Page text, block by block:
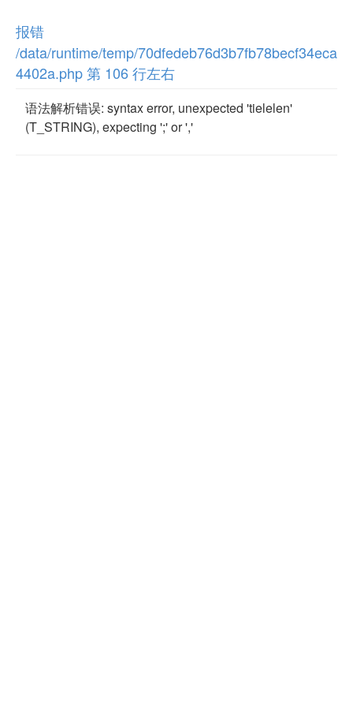
报错
/data/runtime/temp/70dfedeb76d3b7fb78becf34eca
4402a.php 第 106 行左右
语法解析错误: syntax error, unexpected 'tielelen'
(T_STRING), expecting ';' or ','